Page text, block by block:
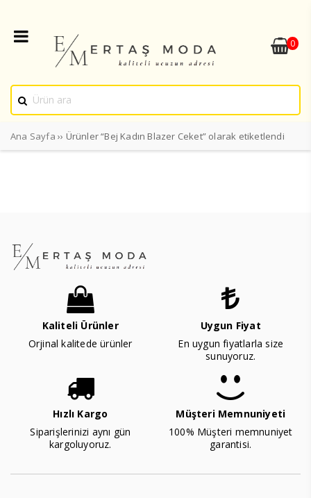
0
Ana Sayfa ›› Ürünler “Bej Kadın Blazer Ceket” olarak etiketlendi
Kaliteli Ürünler
Orjinal kalitede ürünler
Uygun Fiyat
En uygun fiyatlarla size
sunuyoruz.
Hızlı Kargo
Siparişlerinizi aynı gün
kargoluyoruz.
Müşteri Memnuniyeti
100% Müşteri memnuniyet
garantisi.